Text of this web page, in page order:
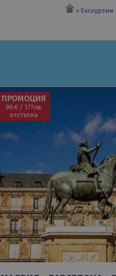
» Екскурзии
ПРОМОЦИЯ
90 € / 177лв.
отстъпка